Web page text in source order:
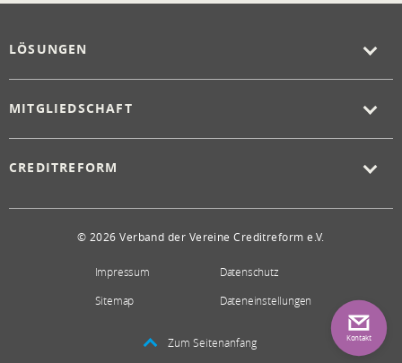
LÖSUNGEN
MITGLIEDSCHAFT
CREDITREFORM
© 2026 Verband der Vereine Creditreform e.V.
Impressum
Datenschutz
Sitemap
Dateneinstellungen
Zum Seitenanfang Kontakt